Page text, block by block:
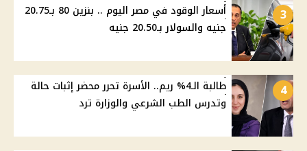
3
أسعار الوقود في مصر اليوم .. بنزين 80 بـ20.75
جنيه والسولار بـ20.50 جنيه
4
طالبة الـ4% ريم.. الأسرة تحرر محضر إثبات حالة
وتدرس الطب الشرعي والوزارة ترد